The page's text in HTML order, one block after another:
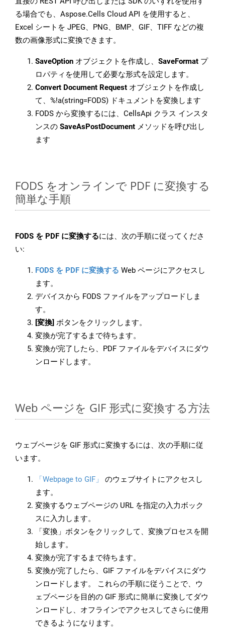
る場合でも、Aspose.Cells Cloud API を使用すると、
Excel シートを JPEG、PNG、BMP、GIF、TIFF などの複
数の画像形式に変換できます。
SaveOption オブジェクトを作成し、 SaveFormat プ
ロパティを使用して必要な形式を設定します。
Convert Document Request オブジェクトを作成し
て、%!a(string=FODS) ドキュメントを変換します
FODS から変換するには、CellsApi クラス インスタ
ンスの SaveAsPostDocument メソッドを呼び出し
ます
FODS をオンラインで PDF に変換する
簡単な手順
FODS を PDF に変換するには、次の手順に従ってくださ
い:
FODS を PDF に変換する Web ページにアクセスし
ます。
デバイスから FODS ファイルをアップロードしま
す。
[変換] ボタンをクリックします。
変換が完了するまで待ちます。
変換が完了したら、PDF ファイルをデバイスにダウ
ンロードします。
Web ページを GIF 形式に変換する方法
ウェブページを GIF 形式に変換するには、次の手順に従
います。
「Webpage to GIF」
のウェブサイトにアクセスし
ます。
変換するウェブページの URL を指定の入力ボック
スに入力します。
「変換」ボタンをクリックして、変換プロセスを開
始します。
変換が完了するまで待ちます。
変換が完了したら、GIF ファイルをデバイスにダウ
ンロードします。 これらの手順に従うことで、ウ
ェブページを目的の GIF 形式に簡単に変換してダウ
ンロードし、オフラインでアクセスしてさらに使用
できるようになります。